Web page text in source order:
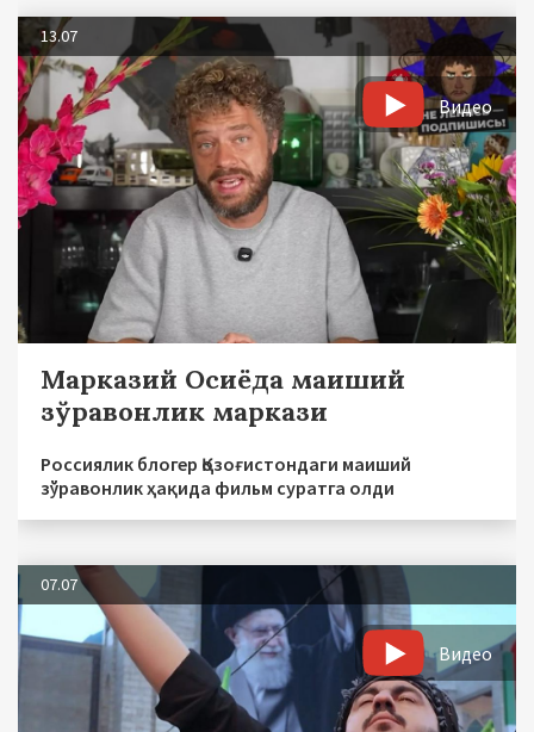
13.07
Видео
Марказий Осиёда маиший
зўравонлик маркази
Россиялик блогер Қозоғистондаги маиший
зўравонлик ҳақида фильм суратга олди
07.07
Видео